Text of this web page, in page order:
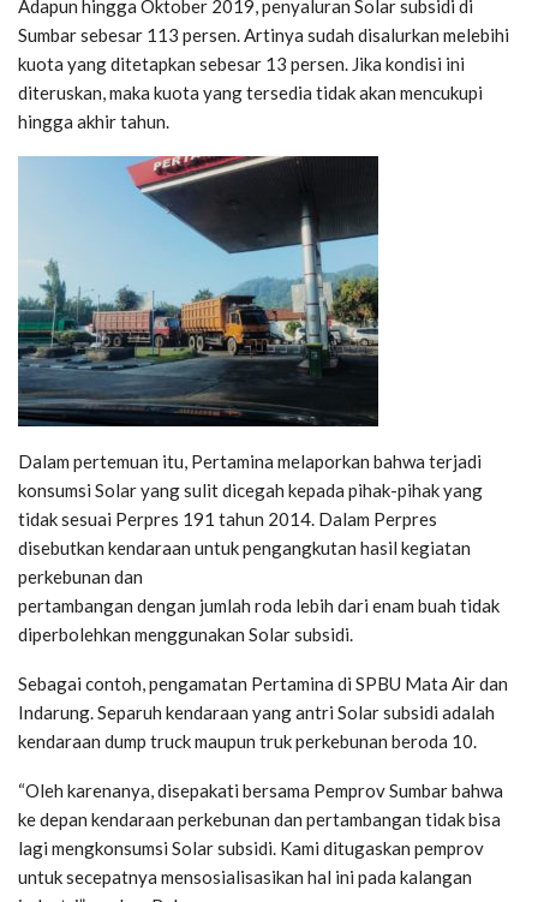
Adapun hingga Oktober 2019, penyaluran Solar subsidi di
Sumbar sebesar 113 persen. Artinya sudah disalurkan melebihi
kuota yang ditetapkan sebesar 13 persen. Jika kondisi ini
diteruskan, maka kuota yang tersedia tidak akan mencukupi
hingga akhir tahun.
Dalam pertemuan itu, Pertamina melaporkan bahwa terjadi
konsumsi Solar yang sulit dicegah kepada pihak-pihak yang
tidak sesuai Perpres 191 tahun 2014. Dalam Perpres
disebutkan kendaraan untuk pengangkutan hasil kegiatan
perkebunan dan
pertambangan dengan jumlah roda lebih dari enam buah tidak
diperbolehkan menggunakan Solar subsidi.
Sebagai contoh, pengamatan Pertamina di SPBU Mata Air dan
Indarung. Separuh kendaraan yang antri Solar subsidi adalah
kendaraan dump truck maupun truk perkebunan beroda 10.
“Oleh karenanya, disepakati bersama Pemprov Sumbar bahwa
ke depan kendaraan perkebunan dan pertambangan tidak bisa
lagi mengkonsumsi Solar subsidi. Kami ditugaskan pemprov
untuk secepatnya mensosialisasikan hal ini pada kalangan